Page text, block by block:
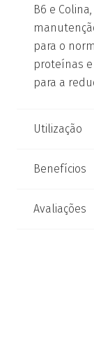
B6 e
para o
proteínas
para a
Utilização
Benefícios
Avaliações